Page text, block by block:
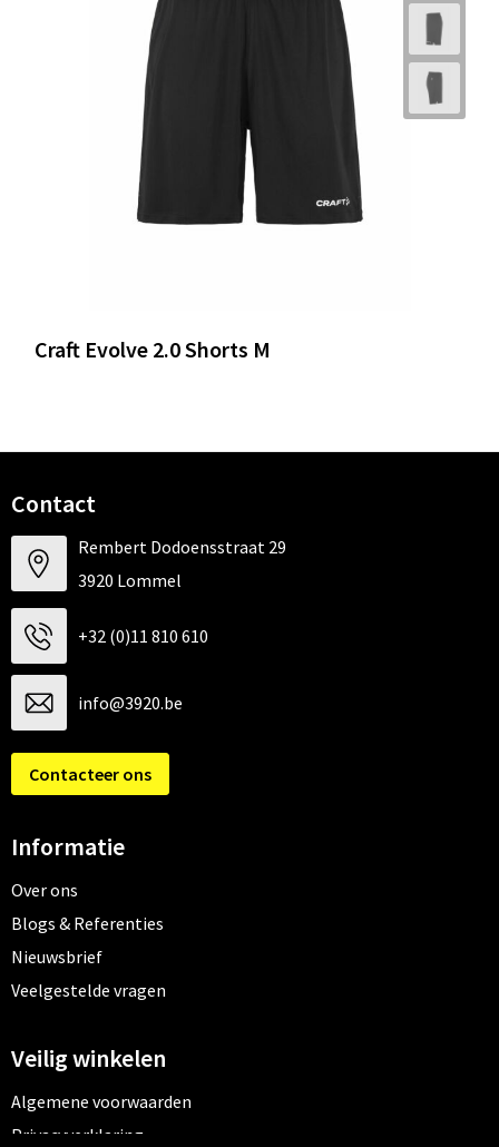
Craft Evolve 2.0 Shorts M
Contact
Rembert Dodoensstraat 29
3920 Lommel
+32 (0)11 810 610
info@3920.be
Contacteer ons
Informatie
Over ons
Blogs & Referenties
Nieuwsbrief
Veelgestelde vragen
Veilig winkelen
Algemene voorwaarden
Privacyverklaring